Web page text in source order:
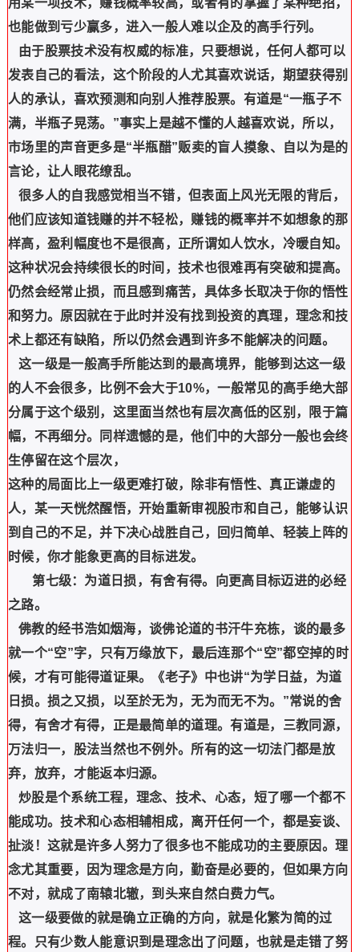
用某一项技术，赚钱概率较高，或者有的掌握了某种绝招，
也能做到亏少赢多，进入一般人难以企及的高手行列。
由于股票技术没有权威的标准，只要想说，任何人都可以
发表自己的看法，这个阶段的人尤其喜欢说话，期望获得别
人的承认，喜欢预测和向别人推荐股票。有道是“一瓶子不
满，半瓶子晃荡。”事实上是越不懂的人越喜欢说，所以，
市场里的声音更多是“半瓶醋”贩卖的盲人摸象、自以为是的
言论，让人眼花缭乱。
很多人的自我感觉相当不错，但表面上风光无限的背后，
他们应该知道钱赚的并不轻松，赚钱的概率并不如想象的那
样高，盈利幅度也不是很高，正所谓如人饮水，冷暖自知。
这种状况会持续很长的时间，技术也很难再有突破和提高。
仍然会经常止损，而且感到痛苦，具体多长取决于你的悟性
和努力。原因就在于此时并没有找到投资的真理，理念和技
术上都还有缺陷，所以仍然会遇到许多不能解决的问题。
这一级是一般高手所能达到的最高境界，能够到达这一级
的人不会很多，比例不会大于10%，一般常见的高手绝大部
分属于这个级别，这里面当然也有层次高低的区别，限于篇
幅，不再细分。同样遗憾的是，他们中的大部分一般也会终
生停留在这个层次，
这种的局面比上一级更难打破，除非有悟性、真正谦虚的
人，某一天恍然醒悟，开始重新审视股市和自己，能够认识
到自己的不足，并下决心战胜自己，回归简单、轻装上阵的
时候，你才能象更高的目标进发。
第七级：为道日损，有舍有得。向更高目标迈进的必经
之路。
佛教的经书浩如烟海，谈佛论道的书汗牛充栋，谈的最多
就一个“空”字，只有万缘放下，最后连那个“空”都空掉的时
候，才有可能得道证果。《老子》中也讲“为学日益，为道
日损。损之又损，以至於无为，无为而无不为。”常说的舍
得，有舍才有得，正是最简单的道理。有道是，三教同源，
万法归一，股法当然也不例外。所有的这一切法门都是放
弃，放弃，才能返本归源。
炒股是个系统工程，理念、技术、心态，短了哪一个都不
能成功。技术和心态相辅相成，离开任何一个，都是妄谈、
扯淡！这就是许多人努力了很多也不能成功的主要原因。理
念尤其重要，因为理念是方向，勤奋是必要的，但如果方向
不对，就成了南辕北辙，到头来自然白费力气。
这一级要做的就是确立正确的方向，就是化繁为简的过
程。只有少数人能意识到是理念出了问题，也就是走错了努